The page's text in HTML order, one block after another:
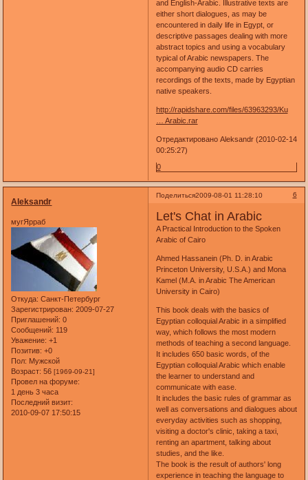
and English-Arabic. Illustrative texts are
either short dialogues, as may be
encountered in daily life in Egypt, or
descriptive passages dealing with more
abstract topics and using a vocabulary
typical of Arabic newspapers. The
accompanying audio CD carries
recordings of the texts, made by Egyptian
native speakers.
http://rapidshare.com/files/63963293/Ku
… Arabic.rar
Отредактировано Aleksandr (2010-02-14
00:25:27)
0
Поделиться 6
2009-08-01 11:28:10
Aleksandr
мугЯрраб
Откуда: Санкт-Петербург
Зарегистрирован: 2009-07-27
Приглашений: 0
Сообщений: 119
Уважение: +1
Позитив: +0
Пол: Мужской
Возраст: 56[1969-09-21]
Провел на форуме:
1 день 3 часа
Последний визит:
2010-09-07 17:50:15
Let's Chat in Arabic
A Practical Introduction to the Spoken
Arabic of Cairo
Ahmed Hassanein (Ph. D. in Arabic
Princeton University, U.S.A.) and Mona
Kamel (M.A. in Arabic The American
University in Cairo)
This book deals with the basics of
Egyptian colloquial Arabic in a simplified
way, which follows the most modern
methods of teaching a second language.
It includes 650 basic words, of the
Egyptian colloquial Arabic which enable
the learner to understand and
communicate with ease.
It includes the basic rules of grammar as
well as conversations and dialogues about
everyday activities such as shopping,
visiting a doctor's clinic, taking a taxi,
renting an apartment, talking about
studies, and the like.
The book is the result of authors' long
experience in teaching the language to